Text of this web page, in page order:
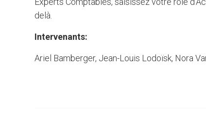
delà.
Intervenants:
Ariel Bamberger, Jean-Louis Lodoïsk, Nora